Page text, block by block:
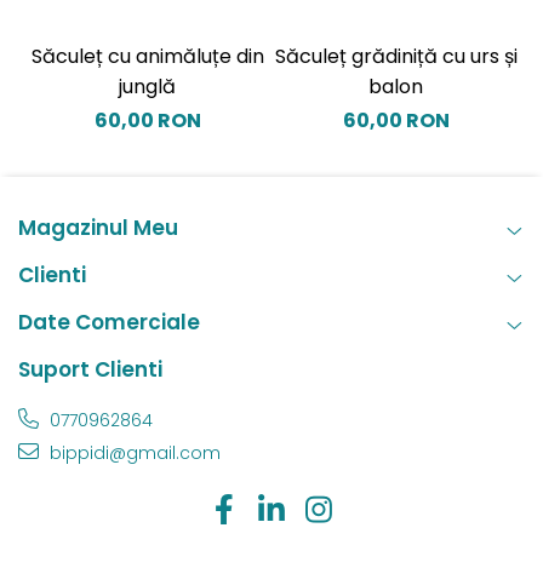
Săculeț cu animăluțe din
junglă
60,00 RON
Săculeț grădiniță cu urs și
balon
60,00 RON
Magazinul Meu
Clienti
Date Comerciale
Suport Clienti
0770962864
bippidi@gmail.com